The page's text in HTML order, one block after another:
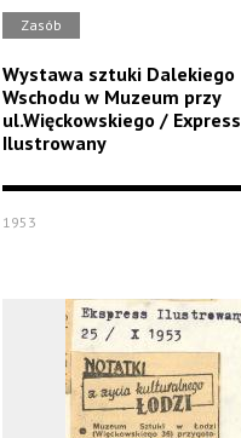
Zasób
Wystawa sztuki Dalekiego
Wschodu w Muzeum przy
ul.Więckowskiego / Express
Ilustrowany
1953